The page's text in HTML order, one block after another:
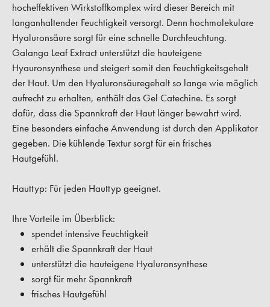
hocheffektiven Wirkstoffkomplex wird dieser Bereich mit
langanhaltender Feuchtigkeit versorgt. Denn hochmolekulare
Hyaluronsäure sorgt für eine schnelle Durchfeuchtung.
Galanga Leaf Extract unterstützt die hauteigene
Hyauronsynthese und steigert somit den Feuchtigkeitsgehalt
der Haut. Um den Hyaluronsäuregehalt so lange wie möglich
aufrecht zu erhalten, enthält das Gel Catechine. Es sorgt
dafür, dass die Spannkraft der Haut länger bewahrt wird.
Eine besonders einfache Anwendung ist durch den Applikator
gegeben. Die kühlende Textur sorgt für ein frisches
Hautgefühl.
Hauttyp: Für jeden Hauttyp geeignet.
Ihre Vorteile im Überblick:
spendet intensive Feuchtigkeit
erhält die Spannkraft der Haut
unterstützt die hauteigene Hyaluronsynthese
sorgt für mehr Spannkraft
frisches Hautgefühl